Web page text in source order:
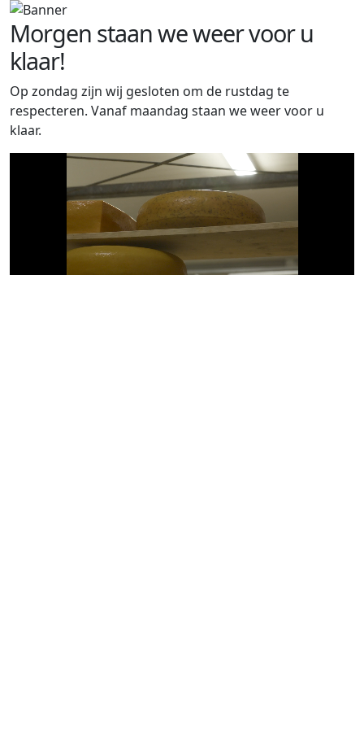
Morgen staan we weer voor u
klaar!
Op zondag zijn wij gesloten om de rustdag te
respecteren. Vanaf maandag staan we weer voor u
klaar.